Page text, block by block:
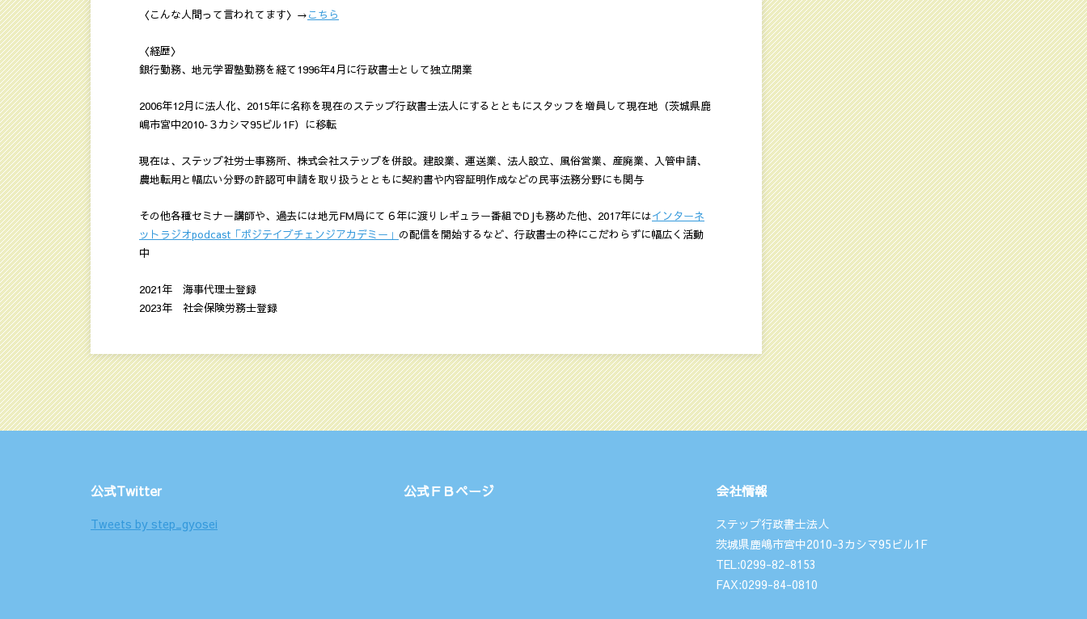
〈こんな人間って言われてます〉→こちら
〈経歴〉
銀行勤務、地元学習塾勤務を経て1996年4月に行政書士として独立開業
2006年12月に法人化、2015年に名称を現在のステップ行政書士法人にするとともにスタッフを増員して現在地（茨城県鹿
嶋市宮中2010‐３カシマ95ビル1F）に移転
現在は、ステップ社労士事務所、株式会社ステップを併設。建設業、運送業、法人設立、風俗営業、産廃業、入管申請、
農地転用と幅広い分野の許認可申請を取り扱うとともに契約書や内容証明作成などの民亊法務分野にも関与
その他各種セミナー講師や、過去には地元FM局にて６年に渡りレギュラー番組でDJも務めた他、2017年にはインターネ
ットラジオpodcast「ポジテイブチェンジアカデミー」 の配信を開始するなど、行政書士の枠にこだわらずに幅広く活動
中
2021年 海事代理士登録
2023年 社会保険労務士登録
公式Twitter
Tweets by step_gyosei
公式ＦＢページ 会社情報
ステップ行政書士法人
茨城県鹿嶋市宮中2010-3カシマ95ビル1F
TEL:0299-82-8153
FAX:0299-84-0810